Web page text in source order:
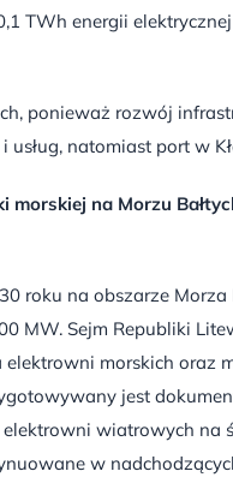
TWh energii
ponieważ rozwój
natomiast port w
na Morzu
roku na obszarze
MW. Sejm Republiki
morskich oraz
jest
wiatrowych na
w